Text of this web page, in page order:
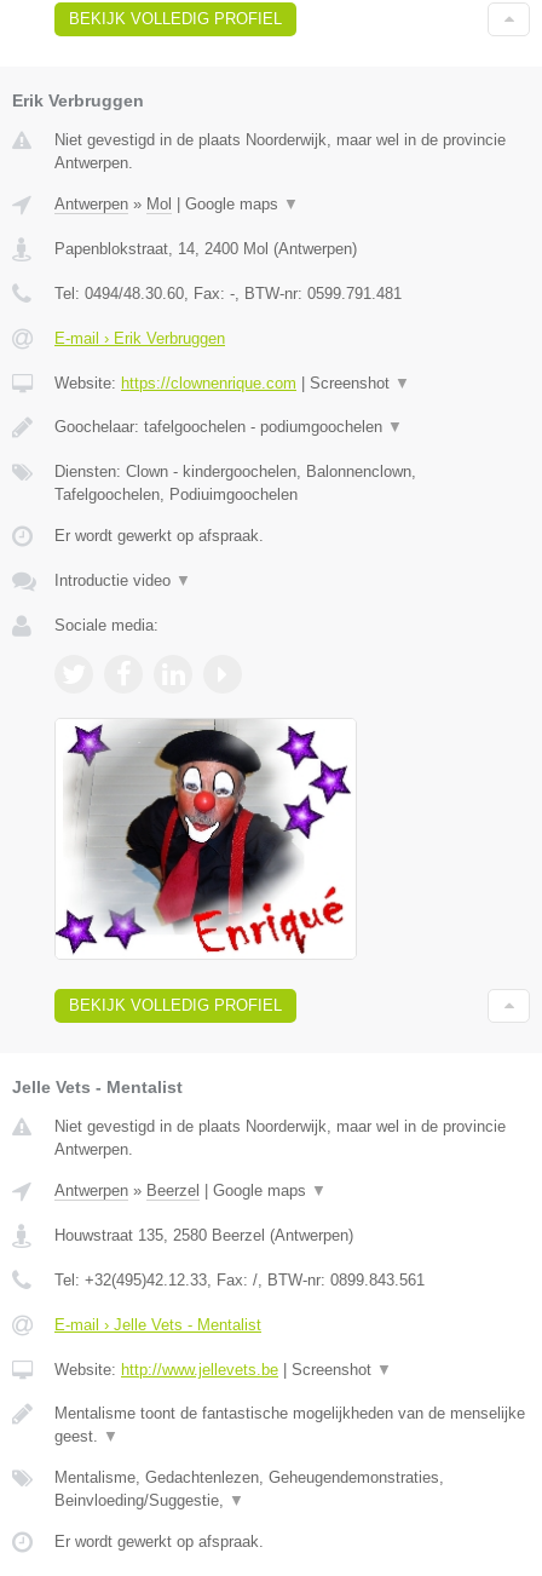
BEKIJK VOLLEDIG PROFIEL
Erik Verbruggen
Niet gevestigd in de plaats Noorderwijk, maar wel in de provincie
Antwerpen.
Antwerpen » Mol Google maps ▼
Papenblokstraat, 14, 2400 Mol (Antwerpen)
Tel: 0494/48.30.60, Fax: -, BTW-nr: 0599.791.481
E-mail › Erik Verbruggen
Website: https://clownenrique.com Screenshot ▼
Goochelaar: tafelgoochelen - podiumgoochelen ▼
Diensten: Clown - kindergoochelen, Balonnenclown,
Tafelgoochelen, Podiuimgoochelen
Er wordt gewerkt op afspraak.
Introductie video ▼
Sociale media:
BEKIJK VOLLEDIG PROFIEL
Jelle Vets - Mentalist
Niet gevestigd in de plaats Noorderwijk, maar wel in de provincie
Antwerpen.
Antwerpen » Beerzel Google maps ▼
Houwstraat 135, 2580 Beerzel (Antwerpen)
Tel: +32(495)42.12.33, Fax: /, BTW-nr: 0899.843.561
E-mail › Jelle Vets - Mentalist
Website: http://www.jellevets.be Screenshot ▼
Mentalisme toont de fantastische mogelijkheden van de menselijke
geest. ▼
Mentalisme, Gedachtenlezen, Geheugendemonstraties,
Beinvloeding/Suggestie, ▼
Er wordt gewerkt op afspraak.